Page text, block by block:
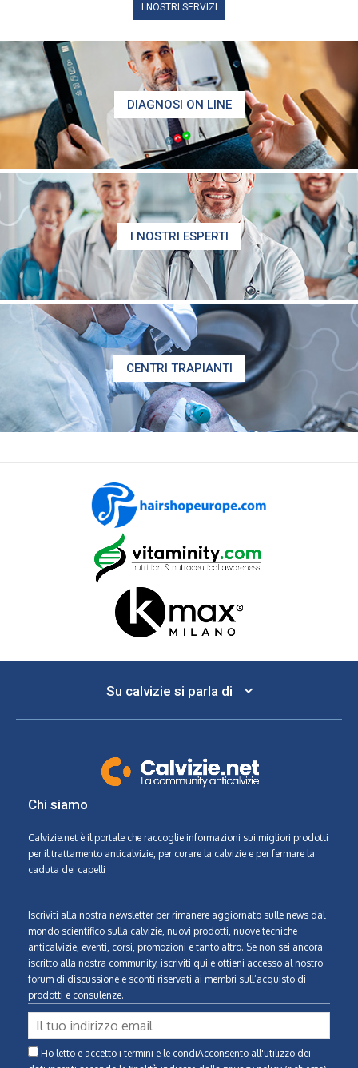
I NOSTRI SERVIZI
DIAGNOSI ON LINE
I NOSTRI ESPERTI
CENTRI TRAPIANTI
Su calvizie si parla di
Chi siamo
Calvizie.net è il portale che raccoglie informazioni sui migliori prodotti
per il trattamento anticalvizie, per curare la calvizie e per fermare la
caduta dei capelli
Iscriviti alla nostra newsletter per rimanere aggiornato sulle news dal
mondo scientifico sulla calvizie, nuovi prodotti, nuove tecniche
anticalvizie, eventi, corsi, promozioni e tanto altro. Se non sei ancora
iscritto alla nostra community, iscriviti qui e ottieni accesso al nostro
forum di discussione e sconti riservati ai membri sull’acquisto di
prodotti e consulenze.
Ho letto e accetto i termini e le condiAcconsento all'utilizzo dei